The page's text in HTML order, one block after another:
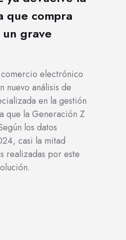
que compra
grave
electrónico
nuevo análisis de
en la gestión
que la Generación Z
los datos
casi la mitad
realizadas por este